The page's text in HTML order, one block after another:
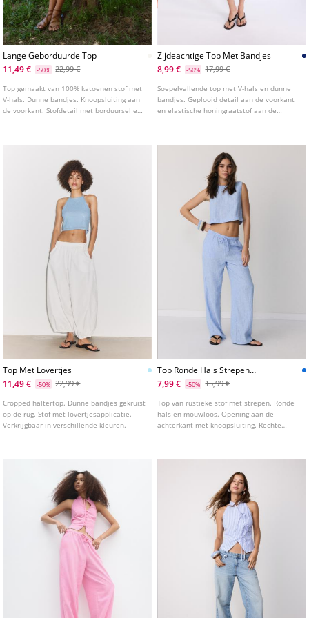
Lange Geborduurde Top
11,49 €
-50% 22,99 €
Top gemaakt van 100% katoenen stof met
V-hals. Dunne bandjes. Knoopsluiting aan
de voorkant. Stofdetail met borduursel en
Zijdeachtige Top Met Bandjes
8,99 €
-50% 17,99 €
Soepelvallende top met V-hals en dunne
bandjes. Geplooid detail aan de voorkant
en elastische honingraatstof aan de
Top Met Lovertjes
11,49 €
-50% 22,99 €
Cropped haltertop. Dunne bandjes gekruist
op de rug. Stof met lovertjesapplicatie.
Verkrijgbaar in verschillende kleuren.
Top Ronde Hals Strepen
Rustiek
7,99 € -50% 15,99 €
Top van rustieke stof met strepen. Ronde
hals en mouwloos. Opening aan de
achterkant met knoopsluiting. Rechte